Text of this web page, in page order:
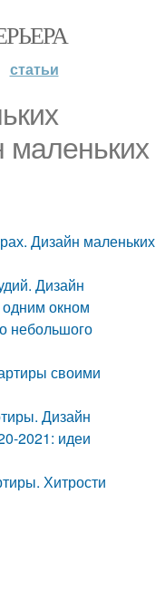
статьи
маленьких
Дизайн маленьких
Дизайн
одним окном
небольшого
своими
Дизайн
2021: идеи
Хитрости